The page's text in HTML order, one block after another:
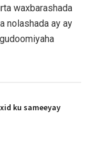
waxbarashada
nolashada ay ay
ku sameeyay